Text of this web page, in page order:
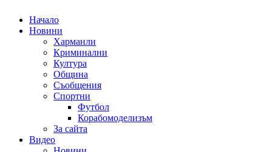
Начало
Новини
Харманли
Криминални
Култура
Община
Съобщения
Спортни
Футбол
Корабомоделизъм
За сайта
Видео